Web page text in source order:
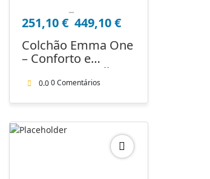
251,10€
–
449,10€
range:
251,10 €
through
449,10 €
Colchão Emma One
– Conforto e
Suporte ao Melhor
Preço
0.00 Comentários